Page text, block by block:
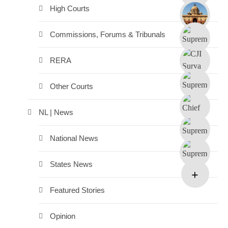
High Courts
Commissions, Forums & Tribunals
RERA
Other Courts
NL | News
National News
States News
Featured Stories
Opinion